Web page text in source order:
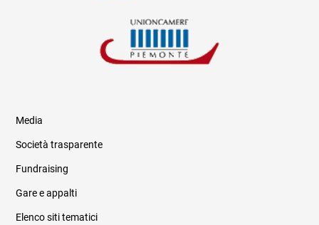
Informazioni legali e trasparenza
Media
Società trasparente
Fundraising
Gare e appalti
Elenco siti tematici